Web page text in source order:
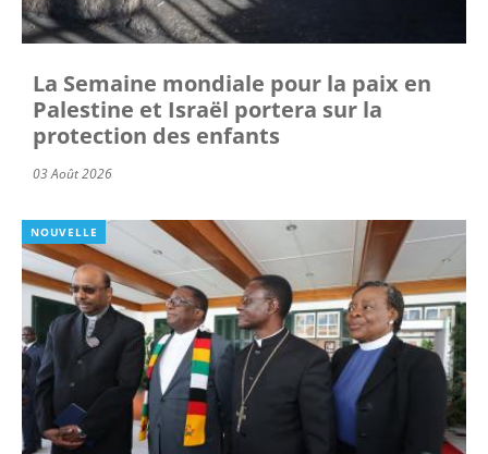
La Semaine mondiale pour la paix en
Palestine et Israël portera sur la
protection des enfants
03 Août 2026
NOUVELLE